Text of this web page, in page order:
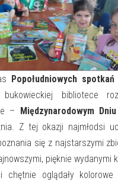
WYDARZENIA
BIEŻĄCE
SIĘ
O REGIONIE
Popołudniowych
bibliotece
– Międzynarodowym
Z tej okazji najmłodsi
się z najstarszymi
pięknie wydanymi
chętnie oglądały